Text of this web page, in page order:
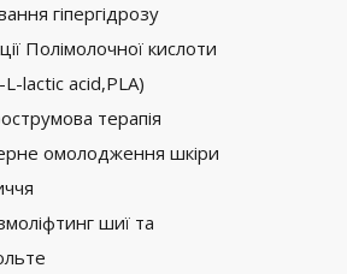
гіпергідрозу
Полімолочної кислоти
lactic acid,PLA)
терапія
омолодження шкіри
шиї та